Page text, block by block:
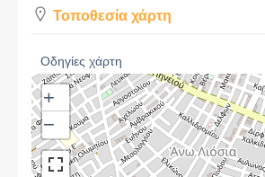
Τοποθεσία χάρτη
Οδηγίες χάρτη
+
−